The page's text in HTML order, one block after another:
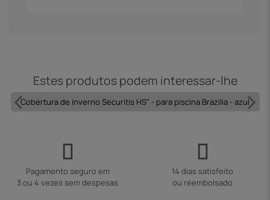
Estes produtos podem interessar-lhe
Cobertura de inverno Securitis HS" - para piscina Brazilia - azul
Pagamento seguro em
3 ou 4 vezes sem despesas
14 dias satisfeito
ou reembolsado